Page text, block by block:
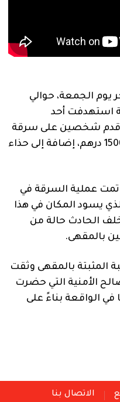
المحاميد 9، فجر يوم الجمعة، حوالي
استهدفت أحد
شخصين على سرقة
هاتف نقال، ومبلغ مالي يقدر بـ1500 درهم، إضافة إلى حذاء
عملية السرقة في
يسود المكان في هذا
الحادث حالة من
بالمقهى.
المثبتة بالمقهى وثقت
الأمنية التي حضرت
الواقعة بناءً على
الاتصال بنا